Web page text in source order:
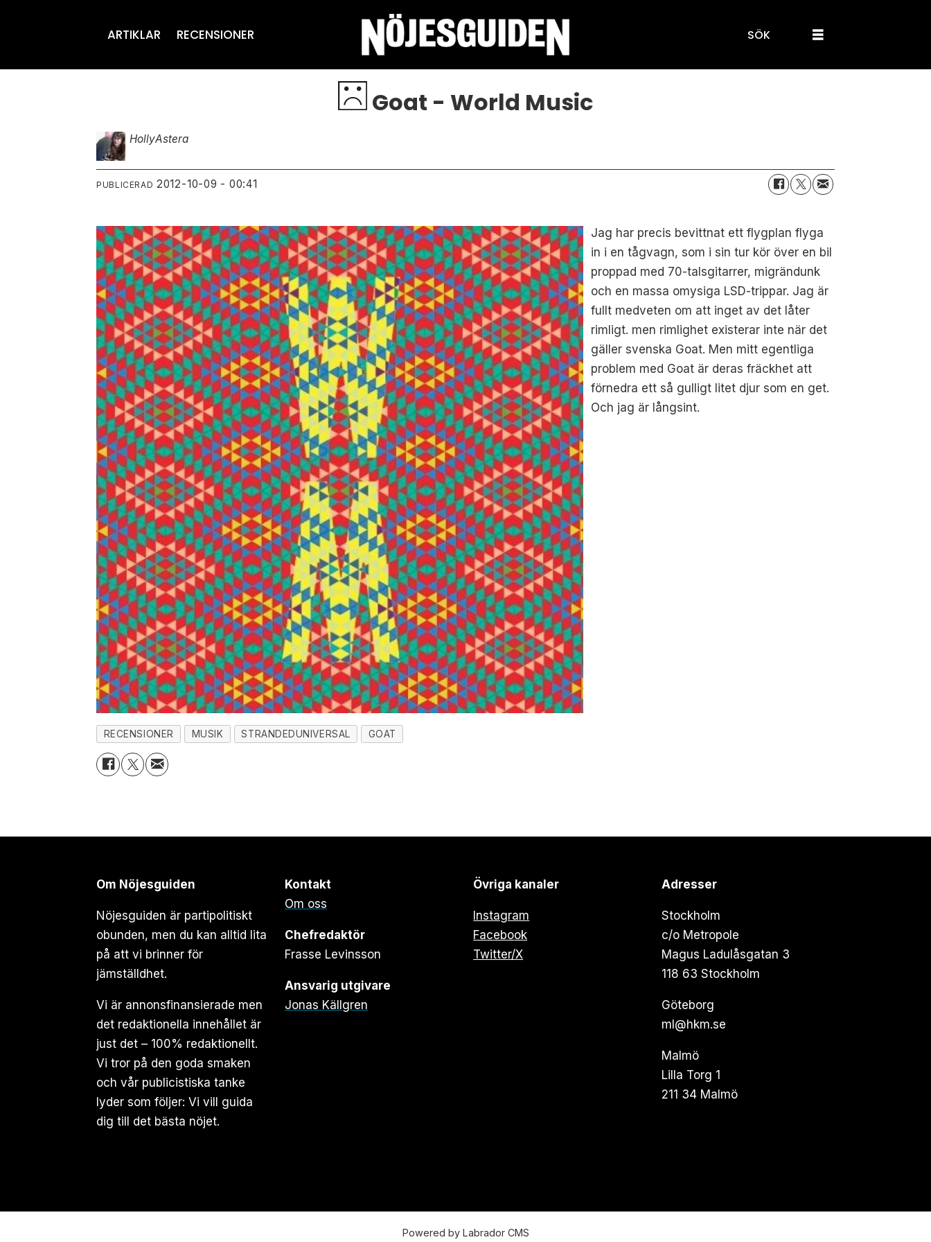
ARTIKLAR RECENSIONER SÖK
Goat - World Music
HollyAstera
PUBLICERAD 2012-10-09 - 00:41
Jag har precis bevittnat ett flygplan flyga
in i en tågvagn, som i sin tur kör över en bil
proppad med 70-talsgitarrer, migrändunk
och en massa omysiga LSD-trippar. Jag är
fullt medveten om att inget av det låter
rimligt. men rimlighet existerar inte när det
gäller svenska Goat. Men mitt egentliga
problem med Goat är deras fräckhet att
förnedra ett så gulligt litet djur som en get.
Och jag är långsint.
RECENSIONER MUSIK STRANDEDUNIVERSAL GOAT
Om Nöjesguiden
Nöjesguiden är partipolitiskt
obunden, men du kan alltid lita
på att vi brinner för
jämställdhet.
Vi är annonsfinansierade men
det redaktionella innehållet är
just det – 100% redaktionellt.
Vi tror på den goda smaken
och vår publicistiska tanke
lyder som följer: Vi vill guida
dig till det bästa nöjet.
Kontakt
Om oss
Chefredaktör
Frasse Levinsson
Ansvarig utgivare
Jonas Källgren
Övriga kanaler
Instagram
Facebook
Twitter/X
Adresser
Stockholm
c/o Metropole
Magus Ladulåsgatan 3
118 63 Stockholm
Göteborg
ml@hkm.se
Malmö
Lilla Torg 1
211 34 Malmö
Powered by Labrador CMS